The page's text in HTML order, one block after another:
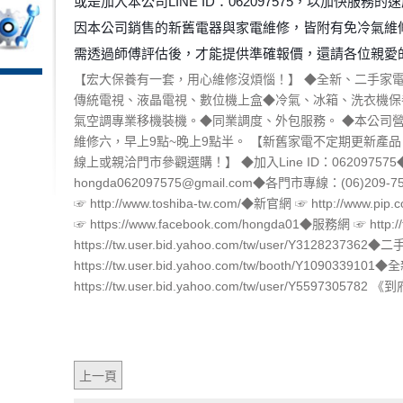
因本公司銷售的新舊電器與家電維修，皆附有免冷氣維
需透過師傅評估後，才能提供準確報價，還請各位親愛
【宏大保養有一套，用心維修沒煩惱！】 ◆全新、二手
傳統電視、液晶電視、數位機上盒◆冷氣、冰箱、洗衣機
氣空調專業移機裝機。◆同業調度、外包服務。 ◆本公司
維修六，早上9點~晚上9點半。 【新舊家電不定期更新產
線上或親洽門市參觀選購！】 ◆加入Line ID：
hongda062097575@gmail.com◆各門市專線：(06)209-
☞ http://www.toshiba-tw.com/◆新官網 ☞ http://
☞ https://www.facebook.com/hongda01◆服務網 ☞
https://tw.user.bid.yahoo.com/tw/user/Y3128237362◆二
https://tw.user.bid.yahoo.com/tw/booth/Y1090339101◆
https://tw.user.bid.yahoo.com/tw/user/Y5597305782 《到
上一頁